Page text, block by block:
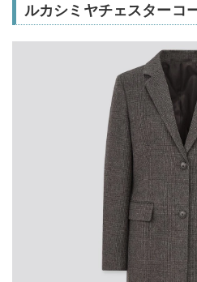
ルカシミヤチェスターコ